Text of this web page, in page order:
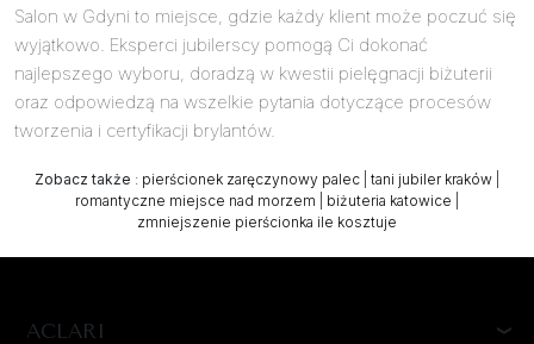
Salon w Gdyni to miejsce, gdzie każdy klient może poczuć się
wyjątkowo. Eksperci jubilerscy pomogą Ci dokonać
najlepszego wyboru, doradzą w kwestii pielęgnacji biżuterii
oraz odpowiedzą na wszelkie pytania dotyczące procesów
tworzenia i certyfikacji brylantów.
Zobacz także : pierścionek zaręczynowy palec tani jubiler kraków
romantyczne miejsce nad morzem
biżuteria katowice
zmniejszenie pierścionka ile kosztuje
ACLARI